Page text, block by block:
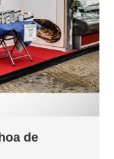
de